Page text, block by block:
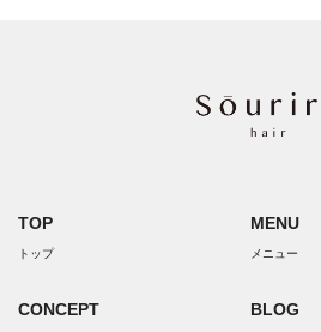
TOP
トップ
CONCEPT
MENU
メニュー
BLOG